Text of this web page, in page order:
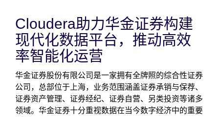
Cloudera助力华金证券构建
现代化数据平台，推动高效
率智能化运营
华金证券股份有限公司是一家拥有全牌照的综合性证券
公司，总部位于上海，业务范围涵盖证券承销与保荐、
证券资产管理、证券经纪、证券自营、另类投资等诸多
领域。华金证券十分重视数据在当今数字经济中的重要